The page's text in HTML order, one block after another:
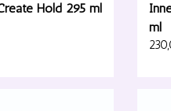
Hold 295 ml
ml